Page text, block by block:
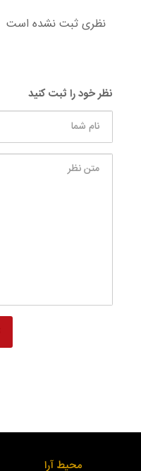
نظری ثبت نشده است
نظر خود را ثبت کنید
محیط آرا